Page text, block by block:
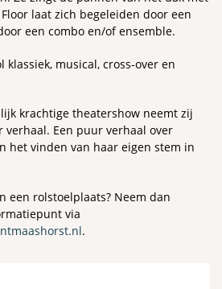
laat zich begeleiden door een
een combo en/of ensemble.
klassiek, musical, cross-over en
krachtige theatershow neemt zij
Een puur verhaal over
het vinden van haar eigen stem in
een rolstoelplaats? Neem dan
via
.